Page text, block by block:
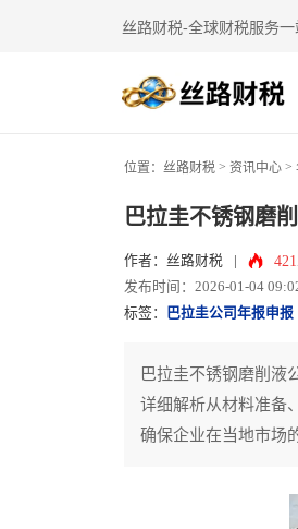
丝路财税-全球财税服务
位置： 丝路财税 > 资讯中心 >
巴拉圭不锈钢磨
作者：丝路财税 421
发布时间：2026-01-04
标签：
巴拉圭公司年报申报
巴拉圭不锈钢磨削液
详细解析从材料准备
确保企业在当地市场